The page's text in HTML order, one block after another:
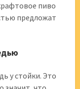
пиво
предложат
у стойки. Это